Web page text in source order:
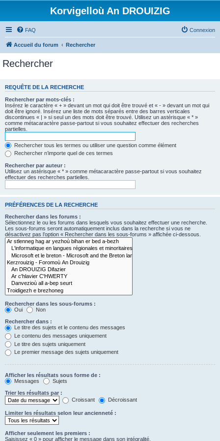
Korvigelloù An DROUIZIG
FAQ Connexion
Accueil du forum Rechercher
Rechercher
REQUÊTE DE LA RECHERCHE
Rechercher par mots-clés :
Insérez le caractère « + » devant un mot qui doit être trouvé et « - » devant un mot qui
doit être ignoré. Insérez une liste de mots séparés entre des barres verticales
discontinues « | » si seul un des mots doit être trouvé. Utilisez un astérisque « * »
comme métacaractère passe-partout si vous souhaitez effectuer des recherches
partielles.
Rechercher tous les termes ou utiliser une question comme élément
Rechercher n’importe quel de ces termes
Rechercher par auteur :
Utilisez un astérisque « * » comme métacaractère passe-partout si vous souhaitez
effectuer des recherches partielles.
PRÉFÉRENCES DE LA RECHERCHE
Rechercher dans les forums :
Sélectionnez le ou les forums dans lesquels vous souhaitez effectuer une recherche.
Les sous-forums seront automatiquement inclus dans la recherche si vous ne
désactivez pas l’option « Rechercher dans les sous-forums » affichée ci-dessous.
Rechercher dans les sous-forums :
Oui
Non
Rechercher dans :
Le titre des sujets et le contenu des messages
Le contenu des messages uniquement
Le titre des sujets uniquement
Le premier message des sujets uniquement
Afficher les résultats sous forme de :
Messages
Sujets
Trier les résultats par :
Croissant
Décroissant
Limiter les résultats selon leur ancienneté :
Afficher seulement les premiers :
Saisissez « 0 » pour afficher le message dans son intégralité.